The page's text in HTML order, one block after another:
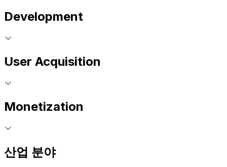
Development
User Acquisition
Monetization
산업 분야